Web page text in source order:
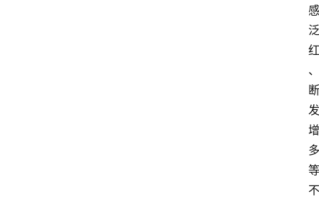
感
泛
红
、
断
发
增
多
等
不